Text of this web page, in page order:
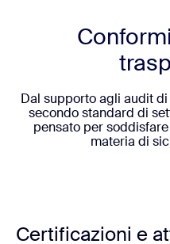
Dal supporto agli audit
secondo standard di
pensato per
materia di
Certificazioni e